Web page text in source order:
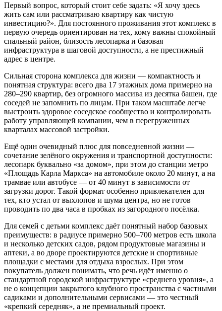
Первый вопрос, который стоит себе задать: «Я хочу здесь
жить сам или рассматриваю квартиру как чистую
инвестицию?». Для постоянного проживания этот комплекс в
первую очередь ориентирован на тех, кому важны спокойный
спальный район, близость лесопарка и базовая
инфраструктура в шаговой доступности, а не престижный
адрес в центре.
Сильная сторона комплекса для жизни — компактность и
понятная структура: всего два 17 этажных дома примерно на
280–290 квартир, без огромного массива из десятка башен, где
соседей не запомнить по лицам. При таком масштабе легче
выстроить здоровое соседское сообщество и контролировать
работу управляющей компании, чем в перегруженных
кварталах массовой застройки.
Ещё один очевидный плюс для повседневной жизни —
сочетание зелёного окружения и транспортной доступности:
лесопарк буквально «за домом», при этом до станции метро
«Площадь Карла Маркса» на автомобиле около 20 минут, а на
трамвае или автобусе — от 40 минут в зависимости от
загрузки дорог. Такой формат особенно привлекателен для
тех, кто устал от выхлопов и шума центра, но не готов
проводить по два часа в пробках из загородного посёлка.
Для семей с детьми комплекс даёт понятный набор базовых
преимуществ: в радиусе примерно 500–700 метров есть школа
и несколько детских садов, рядом продуктовые магазины и
аптеки, а во дворе проектируются детские и спортивные
площадки с местами для отдыха взрослых. При этом
покупатель должен понимать, что речь идёт именно о
стандартной городской инфраструктуре «среднего уровня», а
не о концепции закрытого клубного пространства с частными
садиками и дополнительными сервисами — это честный
«крепкий середняк», а не премиальный проект.